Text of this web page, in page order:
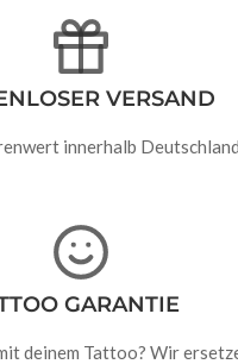
VERSAND
innerhalb Deutschland
GARANTIE
deinem Tattoo? Wir